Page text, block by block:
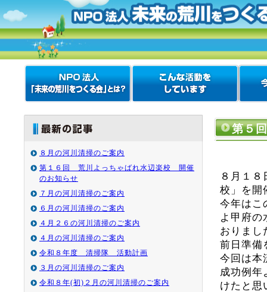
８月の河川清掃のご案内
第１６回 荒川よっちゃばれ水辺楽校 開催
のお知らせ
７月の河川清掃のご案内
６月の河川清掃のご案内
４月２６の河川清掃のご案内
４月の河川清掃のご案内
令和８年度 清掃隊 活動計画
３月の河川清掃のご案内
令和８年(初)２月の河川清掃のご案内
第５
８月１
校」を開
今年はこ
よ甲府の
おりまし
前日準備
今回は本
成功例年
けたと思